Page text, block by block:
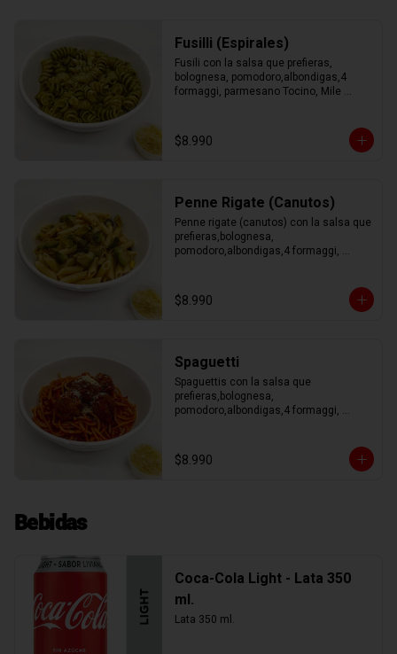
Fusilli (Espirales)
Fusili con la salsa que prefieras,
bolognesa, pomodoro,albondigas,4
formaggi, parmesano Tocino, Mile
$8.990
Penne Rigate (Canutos)
Penne rigate (canutos) con la salsa que
prefieras,bolognesa,
pomodoro,albondigas,4 formaggi,
$8.990
Spaguetti
Spaguettis con la salsa que
prefieras,bolognesa,
pomodoro,albondigas,4 formaggi,
$8.990
Bebidas
Coca-Cola Light - Lata 350
ml.
Lata 350 ml.